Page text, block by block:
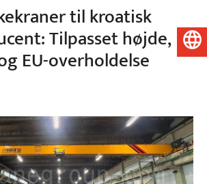
til kroatisk
Tilpasset højde,
EU-overholdelse
Dansk